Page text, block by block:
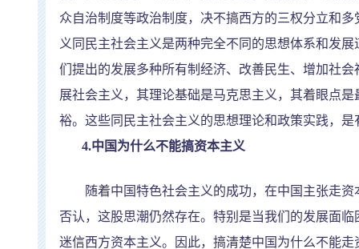
众自治制度等政治制度，决不搞西方的三权分立和
义同民主社会主义是两种完全不同的思想体系和发展
们提出的发展多种所有制经济、改善民生、增加社
展社会主义，其理论基础是马克思主义，其着眼点
裕。这些同民主社会主义的思想理论和政策实践，是
4.中国为什么不能搞资本主义
随着中国特色社会主义的成功，在中国主张走资
否认，这股思潮仍然存在。特别是当我们的发展面
迷信西方资本主义。因此，搞清楚中国为什么不能